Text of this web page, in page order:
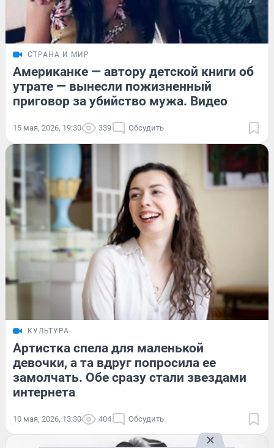
СТРАНА И МИР
Американке — автору детской книги об
утрате — вынесли пожизненный
приговор за убийство мужа. Видео
15 мая, 2026, 19:30 339 Обсудить
КУЛЬТУРА
Артистка спела для маленькой
девочки, а та вдруг попросила ее
замолчать. Обе сразу стали звездами
интернета
10 мая, 2026, 13:30 404 Обсудить